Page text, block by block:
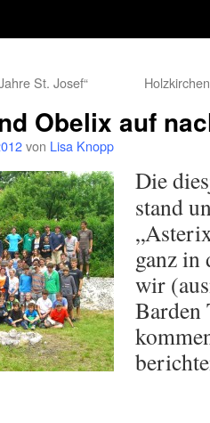
St. Josef“
Obelix auf
von Lisa Knopp
Die
stand
ganz in
wir
Barden